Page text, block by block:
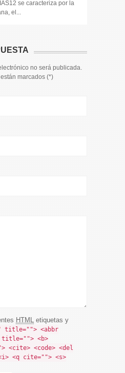
se caracteriza por la
el...
no será publicada.
marcados (*)
HTML etiquetas y
title=""> <abbr
title=""> <b>
<cite> <code> <del
<q cite=""> <s>